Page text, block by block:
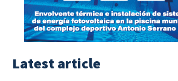
Latest article